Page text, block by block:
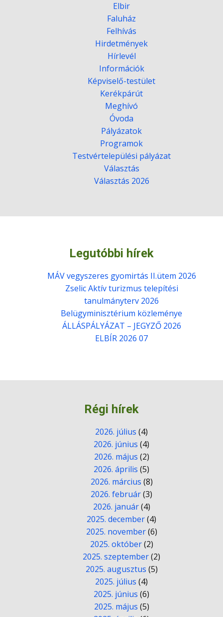
Elbir
Faluház
Felhívás
Hirdetmények
Hírlevél
Információk
Képviselő-testület
Kerékpárút
Meghívó
Óvoda
Pályázatok
Programok
Testvértelepülési pályázat
Választás
Választás 2026
Legutóbbi hírek
MÁV vegyszeres gyomirtás II.ütem 2026
Zselic Aktív turizmus telepítési
tanulmányterv 2026
Belügyminisztérium közleménye
ÁLLÁSPÁLYÁZAT – JEGYZŐ 2026
ELBÍR 2026 07
Régi hírek
2026. július (4)
2026. június (4)
2026. május (2)
2026. április (5)
2026. március (8)
2026. február(3)
2026. január(4)
2025. december(4)
2025. november(6)
2025. október(2)
2025. szeptember(2)
2025. augusztus (5)
2025. július (4)
2025. június (6)
2025. május (5)